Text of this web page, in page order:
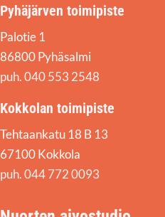
Pyhäjärven toimipiste
Palotie 1
86800 Pyhäsalmi
puh. 040 553 2548
Kokkolan toimipiste
Tehtaankatu 18 B 13
67100 Kokkola
puh. 044 772 0093